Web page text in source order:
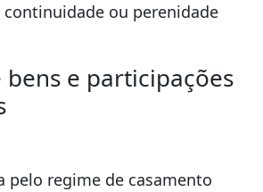
ou perenidade
bens e participações
pelo regime de casamento